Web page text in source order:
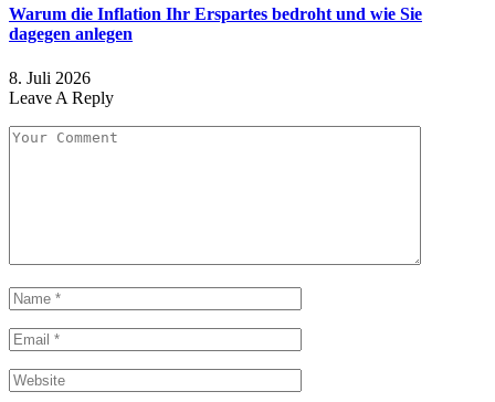
Warum die Inflation Ihr Erspartes bedroht und wie Sie
dagegen anlegen
8. Juli 2026
Leave A Reply